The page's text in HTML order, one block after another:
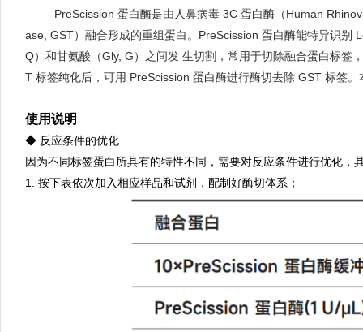
PreScission 蛋白酶是由人鼻病毒 3C 蛋白酶（Human
ase, GST）融合形成的重组蛋白。PreScission 蛋白酶能特异识
Q）和甘氨酸（Gly, G）之间发 生切割，常用于切除融合蛋白标签
T 标签纯化后，可用 PreScission 蛋白酶进行酶切去除 GST 标签
使用说明
◆ 反应条件的优化
因为不同标签蛋白所具有的特性不同，需要对反应条件进行优化，
1. 按下表依次加入相应样品和试剂，配制好酶切体系；